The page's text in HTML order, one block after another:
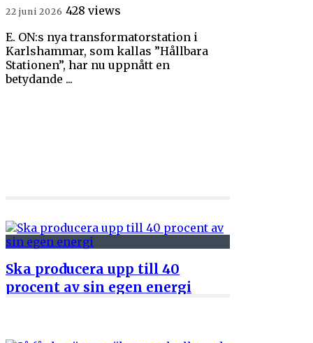
22 juni 2026 428 views
E. ON:s nya transformatorstation i
Karlshammar, som kallas ”Hållbara
Stationen”, har nu uppnått en
betydande ...
Ska producera upp till 40
procent av sin egen energi